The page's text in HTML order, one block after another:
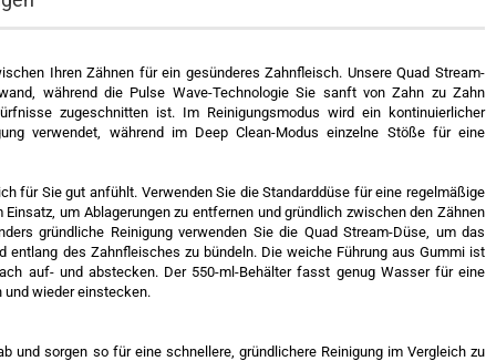
Ihren Zähnen für ein gesünderes Zahnfleisch. Unsere Quad Stream-
während die Pulse Wave-Technologie Sie sanft von Zahn zu Zahn
zugeschnitten ist. Im Reinigungsmodus wird ein kontinuierlicher
verwendet, während im Deep Clean-Modus einzelne Stöße für eine
für Sie gut anfühlt. Verwenden Sie die Standarddüse für eine regelmäßige
um Ablagerungen zu entfernen und gründlich zwischen den Zähnen
gründliche Reinigung verwenden Sie die Quad Stream-Düse, um das
entlang des Zahnfleisches zu bündeln. Die weiche Führung aus Gummi ist
auf- und abstecken. Der 550-ml-Behälter fasst genug Wasser für eine
und wieder einstecken.
und sorgen so für eine schnellere, gründlichere Reinigung im Vergleich zu